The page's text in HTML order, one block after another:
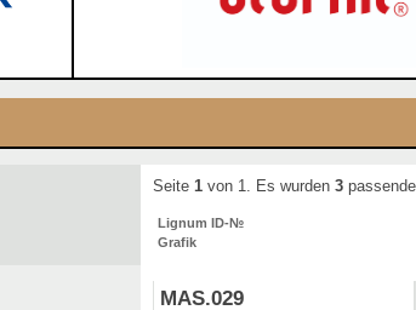
Seite 1 von 1. Es wurden 3
Lignum ID-№
Grafik
MAS.029